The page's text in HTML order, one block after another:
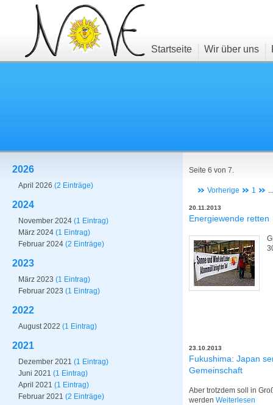
Startseite Wir über uns
2026
April 2026 (2 Einträge)
2024
November 2024 (1 Eintrag)
März 2024 (1 Eintrag)
Februar 2024 (2 Einträge)
2023
März 2023 (1 Eintrag)
Februar 2023 (1 Eintrag)
2022
August 2022 (1 Eintrag)
2021
Dezember 2021 (1 Eintrag)
Juni 2021 (1 Eintrag)
April 2021 (1 Eintrag)
Februar 2021 (2 Einträge)
Seite 6 von 7.
Vorherige 1
20.11.2013
Energiewende retten
23.10.2013
Fukushima: Japan
Gemeinschaft
Aber trotzdem soll in
werden Weiterlesen